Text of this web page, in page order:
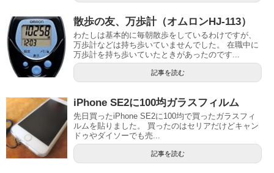
散歩の友、万歩計（オムロンHJ-113）
わたしは基本的に毎朝散歩をしているわけですが、
万歩計などは持ち歩いていませんでした。 在職中に
万歩計を持ち歩いていたときがあったのです...
記事を読む
iPhone SE2に100均ガラスフィルム
先日買ったiPhone SE2に100均で買ったガラスフィ
ルムを貼りました。 買ったのはセリアだけどキャン
ドゥやダイソーでも売...
記事を読む